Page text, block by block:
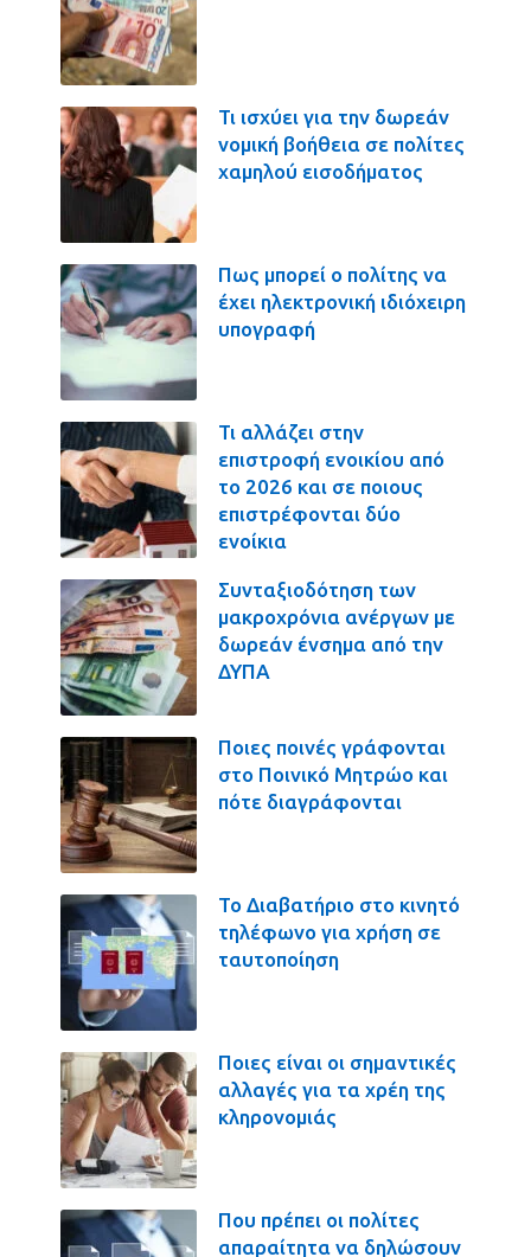
Τι ισχύει για την δωρεάν
νομική βοήθεια σε πολίτες
χαμηλού εισοδήματος
Πως μπορεί ο πολίτης να
έχει ηλεκτρονική ιδιόχειρη
υπογραφή
Τι αλλάζει στην
επιστροφή ενοικίου από
το 2026 και σε ποιους
επιστρέφονται δύο
ενοίκια
Συνταξιοδότηση των
μακροχρόνια ανέργων με
δωρεάν ένσημα από την
ΔΥΠΑ
Ποιες ποινές γράφονται
στο Ποινικό Μητρώο και
πότε διαγράφονται
Το Διαβατήριο στο κινητό
τηλέφωνο για χρήση σε
ταυτοποίηση
Ποιες είναι οι σημαντικές
αλλαγές για τα χρέη της
κληρονομιάς
Που πρέπει οι πολίτες
απαραίτητα να δηλώσουν